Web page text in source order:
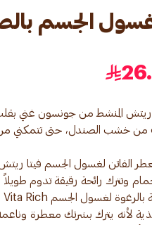
الجسم
المنشط من جونسون غني بقلب
من خشب الصندل، حتى تتمكني من
الفاتن لغسول الجسم فيتا